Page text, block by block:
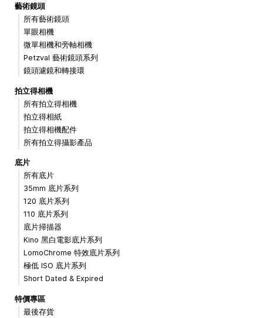
藝術鏡頭
所有藝術鏡頭
單眼相機
微單相機和旁軸相機
Petzval 藝術鏡頭系列
鏡頭濾鏡和轉接環
拍立得相機
所有拍立得相機
拍立得相紙
拍立得相機配件
所有拍立得攝影產品
底片
所有底片
35mm 底片系列
120 底片系列
110 底片系列
底片掃描器
Kino 黑白電影底片系列
LomoChrome 特效底片系列
極低 ISO 底片系列
Short Dated & Expired
特價專區
最後存貨